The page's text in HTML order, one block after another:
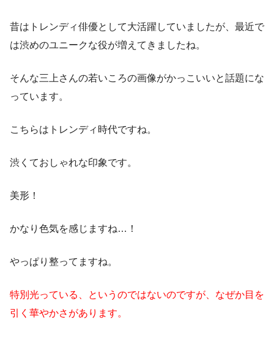
昔はトレンディ俳優として大活躍していましたが、最近で
は渋めのユニークな役が増えてきましたね。
そんな三上さんの若いころの画像がかっこいいと話題にな
っています。
こちらはトレンディ時代ですね。
渋くておしゃれな印象です。
美形！
かなり色気を感じますね…！
やっぱり整ってますね。
特別光っている、というのではないのですが、なぜか目を
引く華やかさがあります。